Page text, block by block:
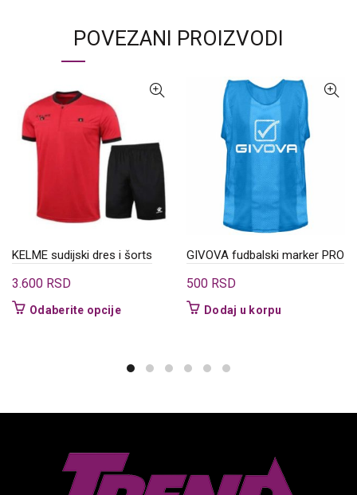
POVEZANI PROIZVODI
KELME sudijski dres i šorts
3.600 RSD
Odaberite opcijeOvaj
više
mogu
izabrane
na
stranici
GIVOVA fudbalski marker PRO
500 RSD
Dodaj u korpu